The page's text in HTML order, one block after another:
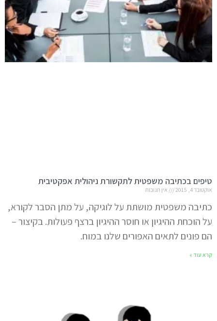
טיפים בכתיבה משפטית לתקשורת ניהולית אפקטיבית
אוקטובר 4, 2015 אין תגובות
כתיבה משפטית מושתת על לוגיקה, על מתן הסבר לקורא,
על הוכחת ההיגיון או חוסר ההיגיון ברצף פעולות. בקיצור –
הם פונים לתאים האפורים שלנו במוח.
קרא עוד »